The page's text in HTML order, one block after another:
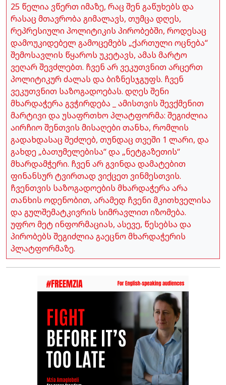
25 წელია ვწერთ იმაზე, რაც შენ გაწუხებს და
რასაც მთავრობა გიმალავს, თუმცა დღეს,
რეპრესიული პოლიტიკის პირობებში, როდესაც
დამოუკიდებელ გამოცემებს „ქართული ოცნება“
შემოსავლის წყაროს უკეტავს, ამას მარტო
ვეღარ შევძლებთ. ჩვენ არ ვეკუთვნით არცერთ
პოლიტიკურ ძალას და ბიზნესჯგუფს. ჩვენ
ვეკუთვნით საზოგადოებას. დღეს შენი
მხარდაჭერა გვჭირდება _ ამისთვის შევქმენით
მარტივი და უსაფრთხო პლატფორმა: შეგიძლია
აირჩიო შენთვის მისაღები თანხა, რომლის
გადახდასაც შეძლებ, თუნდაც თვეში 1 ლარი, და
გახდე „ბათუმელებისა“ და „ნეტგაზეთის“
მხარდამჭერი. ჩვენ არ გვინდა დამატებით
ფინანსურ ტვირთად ვიქცეთ ვინმესთვის.
ჩვენთვის საზოგადოების მხარდაჭერა არა
თანხის ოდენობით, არამედ ჩვენი მკითხველისა
და გულშემატკივრის სიმრავლით იზომება.
უფრო მეტ ინფორმაციას, ასევე, წესებსა და
პირობებს შეგიძლია გაეცნო მხარდაჭერის
პლატფორმაზე.